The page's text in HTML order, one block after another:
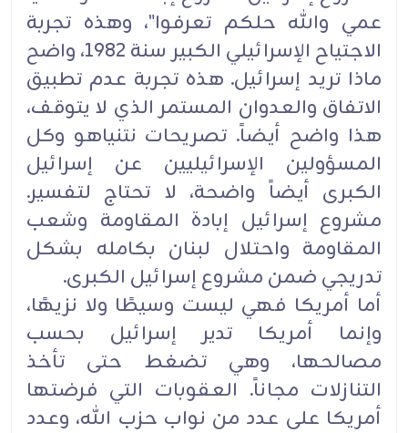
عمي والله حلكم تعرفوا"، وهذه تجربة
الاجتياح الإسرائيلي الكبير سنة 1982، واضح
ماذا تريد إسرائيل. هذه تجربة عدم تطبيق
الاتفاق والعدوان المستمر الذي لا يتوقف،
هذا واضح أيضاً. تصريحات نتنياهو وكل
المسؤولين الإسرائيليين عن إسرائيل
الكبرى أيضاً واضحة، لا تحتاج لتفسير.
مشروع إسرائيل إبادة المقاومة وشعب
المقاومة واحتلال لبنان بكامله بشكل
تدريجي ضمن مشروع إسرائيل الكبرى.
أما أمريكا فهي ليست وسيطًا ولا نزيهًا،
وإنما أمريكا تدير إسرائيل بحسب
مصالحها، وهي تضغط حتى تأخذ
التنازلات مجاناً. العقوبات التي فرضتها
أمريكا على عدد من نواب حزب الله، وعدد